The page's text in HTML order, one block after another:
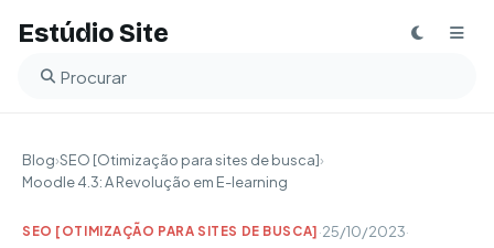
Estúdio Site
Buscar no blog
Blog›SEO [Otimização para sites de busca]›
Moodle 4.3: A Revolução em E-learning
SEO [OTIMIZAÇÃO PARA SITES DE BUSCA] ·25/10/2023·